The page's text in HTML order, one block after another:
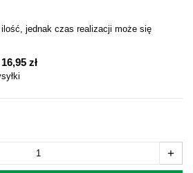
jednak czas realizacji może się
zł
+